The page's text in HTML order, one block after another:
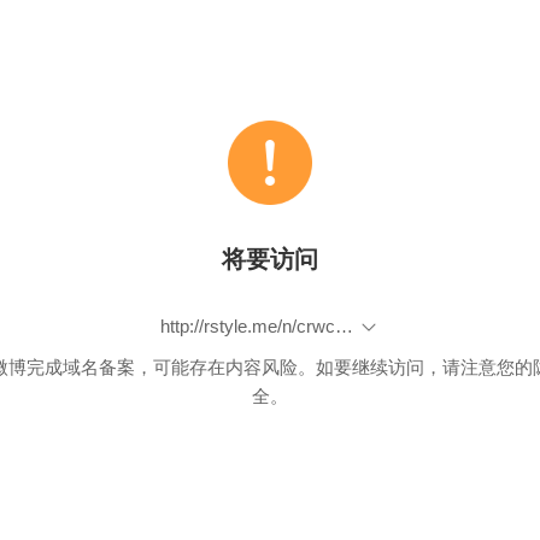
将要访问
http://rstyle.me/n/crwc6abp9if
博完成域名备案，可能存在内容风险。如要继续访问，请注意您的
全。